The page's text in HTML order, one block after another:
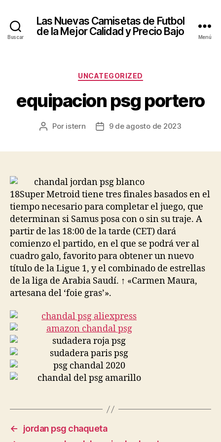
Buscar
Las Nuevas Camisetas de Futbol
de la Mejor Calidad y Precio Bajo
Menú
Categorías
UNCATEGORIZED
equipacion psg portero
Autor
Por istern
Fecha9 de agosto de 2023
18Super Metroid tiene tres finales basados en el
tiempo necesario para completar el juego, que
determinan si Samus posa con o sin su traje. A
partir de las 18:00 de la tarde (CET) dará
comienzo el partido, en el que se podrá ver al
cuadro galo, favorito para obtener un nuevo
título de la Ligue 1, y el combinado de estrellas
de la liga de Arabia Saudí. ↑ «Carmen Maura,
artesana del ‘foie gras’».
←
jordan psg chaqueta